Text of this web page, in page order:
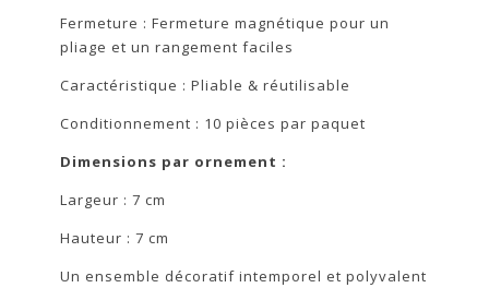
Fermeture : Fermeture magnétique pour un
pliage et un rangement faciles
Caractéristique : Pliable & réutilisable
Conditionnement : 10 pièces par paquet
Dimensions par ornement :
Largeur : 7 cm
Hauteur : 7 cm
Un ensemble décoratif intemporel et polyvalent